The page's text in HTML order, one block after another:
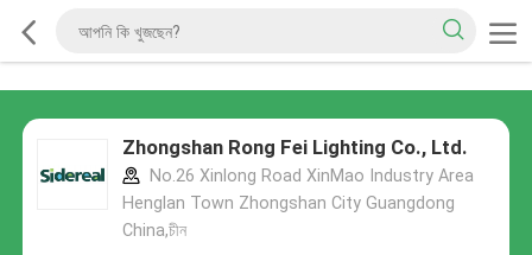
Zhongshan Rong Fei Lighting Co., Ltd.
No.26 Xinlong Road XinMao Industry Area
Henglan Town Zhongshan City Guangdong
China,চীন